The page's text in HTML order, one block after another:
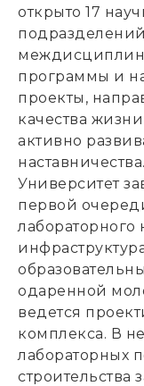
открыто 17
программы и
проекты,
качества
активно
Университет
первой
лабораторного
одаренной
ведется
комплекса. В
лабораторных
строительства